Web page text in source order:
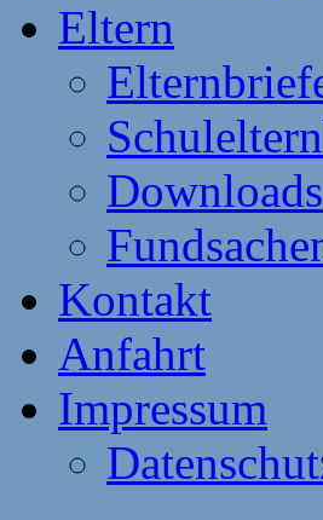
Eltern
Downloads
Kontakt
Anfahrt
Impressum